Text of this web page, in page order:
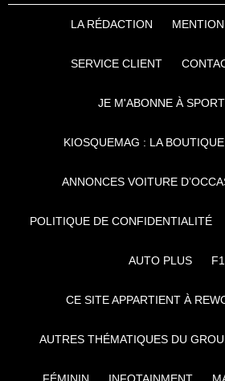
LA RÉDACTION
SERVICE CLIENT
JE M'ABONNE À
KIOSQUEMAG : LA
ANNONCES VOITURE
POLITIQUE DE CONFIDENTIALITÉ
AUTO PLUS
CE SITE APPARTIENT À
AUTRES THÉMATIQUES DU
FÉMININ INFOTAINMENT